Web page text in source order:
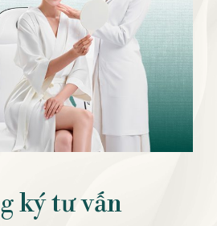
ký tư vấn